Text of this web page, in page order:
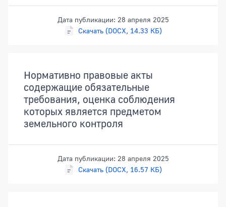
Дата публикации: 28 апреля 2025
Скачать (DOCX, 14.33 КБ)
Нормативно правовые акты
содержащие обязательные
требования, оценка соблюдения
которых является предметом
земельного контроля
Дата публикации: 28 апреля 2025
Скачать (DOCX, 16.57 КБ)